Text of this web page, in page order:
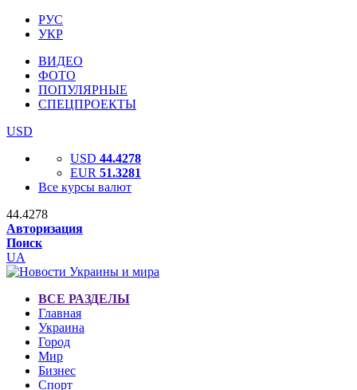
РУС
УКР
ВИДЕО
ФОТО
ПОПУЛЯРНЫЕ
СПЕЦПРОЕКТЫ
USD
USD 44.4278
EUR 51.3281
Все курсы валют
44.4278
Авторизация
Поиск
UA
ВСЕ РАЗДЕЛЫ
Главная
Украина
Город
Мир
Бизнес
Спорт